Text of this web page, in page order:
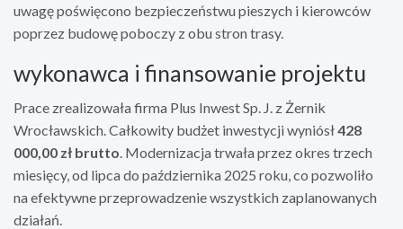
uwagę poświęcono bezpieczeństwu pieszych i kierowców
poprzez budowę poboczy z obu stron trasy.
wykonawca i finansowanie projektu
Prace zrealizowała firma Plus Inwest Sp. J. z Żernik
Wrocławskich. Całkowity budżet inwestycji wyniósł428
000,00 zł brutto. Modernizacja trwała przez okres trzech
miesięcy, od lipca do października 2025 roku, co pozwoliło
na efektywne przeprowadzenie wszystkich zaplanowanych
działań.